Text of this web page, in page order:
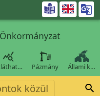


Pázmány Állami k…
közül 